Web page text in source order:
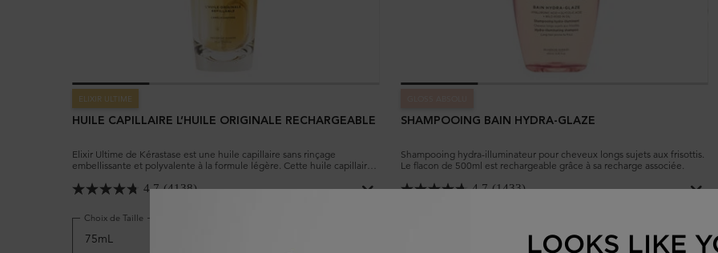
ELIXIR ULTIME
HUILE CAPILLAIRE L’HUILE ORIGINALE RECHARGEABLE
Elixir Ultime de Kérastase est une huile capillaire sans rinçage
embellissante et polyvalente à la formule légère. Cette huile capillaire
frisottis avancées qui protègent tous les types de cheveux et leur
4.7 (4138)
Choix de Taille
SHAMPOOING BAIN HYDRA-GLAZE
Shampooing hydra-illuminateur pour cheveux longs sujets aux frisottis.
Le flacon de 500ml est rechargeable grâce à sa recharge associée.
4.7 (1433)
LOOKS LIKE